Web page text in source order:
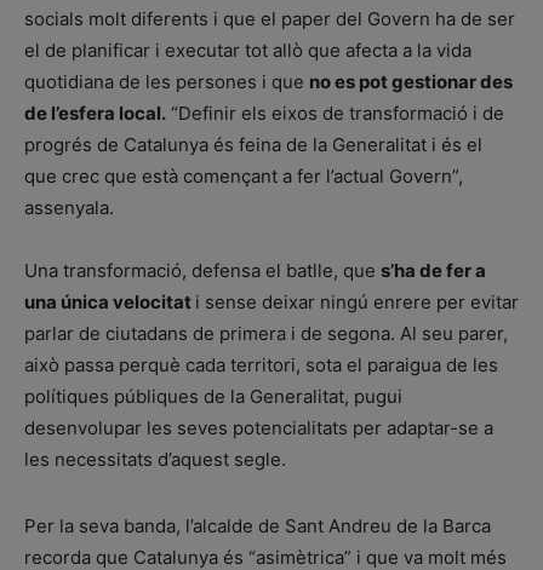
socials molt diferents i que el paper del Govern ha de ser
el de planificar i executar tot allò que afecta a la vida
quotidiana de les persones i que no es pot gestionar des
de l’esfera local. “Definir els eixos de transformació i de
progrés de Catalunya és feina de la Generalitat i és el
que crec que està començant a fer l’actual Govern”,
assenyala.
Una transformació, defensa el batlle, que s’ha de fer a
una única velocitat i sense deixar ningú enrere per evitar
parlar de ciutadans de primera i de segona. Al seu parer,
això passa perquè cada territori, sota el paraigua de les
polítiques públiques de la Generalitat, pugui
desenvolupar les seves potencialitats per adaptar-se a
les necessitats d’aquest segle.
Per la seva banda, l’alcalde de Sant Andreu de la Barca
recorda que Catalunya és “asimètrica” i que va molt més